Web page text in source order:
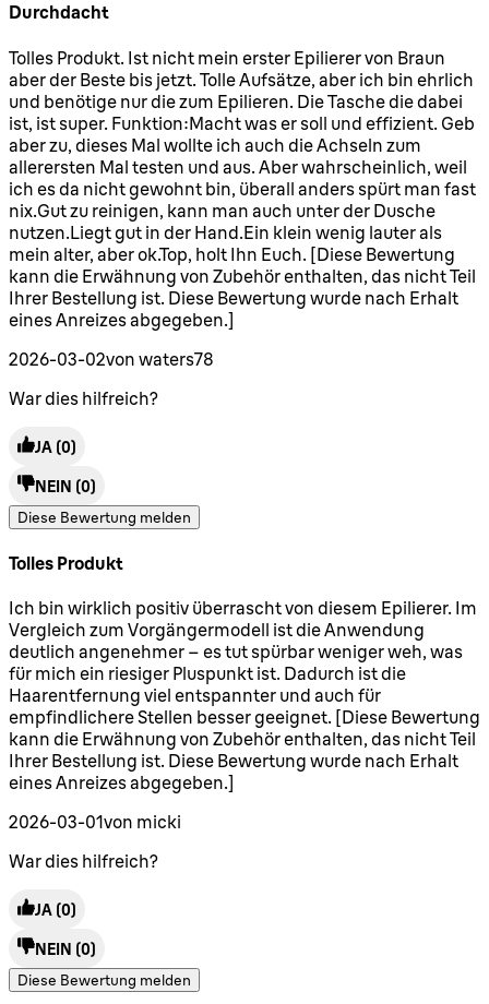
Durchdacht
5 Sterne von maximal 5
Tolles Produkt. Ist nicht mein erster Epilierer von Braun
aber der Beste bis jetzt. Tolle Aufsätze, aber ich bin ehrlich
und benötige nur die zum Epilieren. Die Tasche die dabei
ist, ist super. Funktion:Macht was er soll und effizient. Geb
aber zu, dieses Mal wollte ich auch die Achseln zum
allerersten Mal testen und aus. Aber wahrscheinlich, weil
ich es da nicht gewohnt bin, überall anders spürt man fast
nix.Gut zu reinigen, kann man auch unter der Dusche
nutzen.Liegt gut in der Hand.Ein klein wenig lauter als
mein alter, aber ok.Top, holt Ihn Euch. [Diese Bewertung
kann die Erwähnung von Zubehör enthalten, das nicht Teil
Ihrer Bestellung ist. Diese Bewertung wurde nach Erhalt
eines Anreizes abgegeben.]
2026-03-02von waters78
War dies hilfreich?
JA (0)
NEIN (0)
Diese Bewertung melden
Tolles Produkt
5 Sterne von maximal 5
Ich bin wirklich positiv überrascht von diesem Epilierer. Im
Vergleich zum Vorgängermodell ist die Anwendung
deutlich angenehmer – es tut spürbar weniger weh, was
für mich ein riesiger Pluspunkt ist. Dadurch ist die
Haarentfernung viel entspannter und auch für
empfindlichere Stellen besser geeignet. [Diese Bewertung
kann die Erwähnung von Zubehör enthalten, das nicht Teil
Ihrer Bestellung ist. Diese Bewertung wurde nach Erhalt
eines Anreizes abgegeben.]
2026-03-01von micki
War dies hilfreich?
JA (0)
NEIN (0)
Diese Bewertung melden